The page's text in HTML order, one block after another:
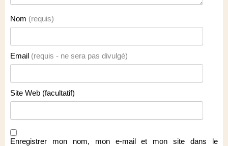
Nom (requis)
Email (requis - ne sera pas divulgé)
Site Web (facultatif)
Enregistrer mon nom, mon e-mail et mon site dans le